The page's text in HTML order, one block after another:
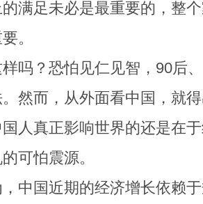
满足未必是最重要的，整
。
？恐怕见仁见智，90后、
然而，从外面看中国，就
真正影响世界的还是在于
可怕震源。
国近期的经济增长依赖于